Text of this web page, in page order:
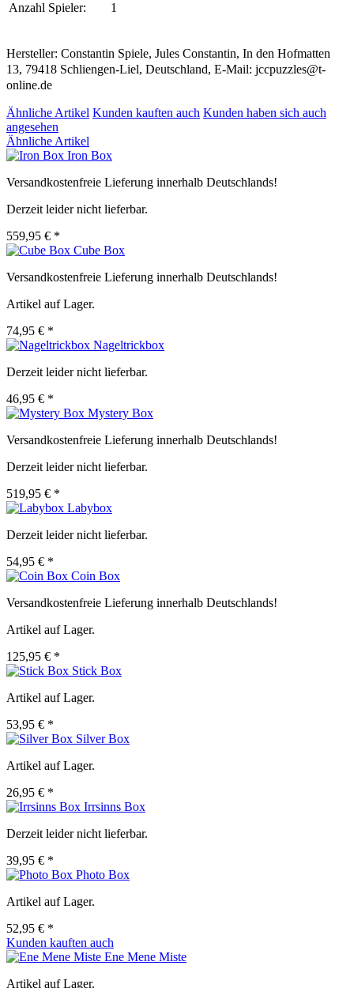
Anzahl Spieler:
1
Hersteller: Constantin Spiele, Jules Constantin, In den Hofmatten
13, 79418 Schliengen-Liel, Deutschland, E-Mail: jccpuzzles@t-
online.de
Ähnliche Artikel Kunden kauften auch Kunden haben sich auch
angesehen
Ähnliche Artikel
Iron Box
Versandkostenfreie Lieferung innerhalb Deutschlands!
Derzeit leider nicht lieferbar.
559,95 € *
Cube Box
Versandkostenfreie Lieferung innerhalb Deutschlands!
Artikel auf Lager.
74,95 € *
Nageltrickbox
Derzeit leider nicht lieferbar.
46,95 € *
Mystery Box
Versandkostenfreie Lieferung innerhalb Deutschlands!
Derzeit leider nicht lieferbar.
519,95 € *
Labybox
Derzeit leider nicht lieferbar.
54,95 € *
Coin Box
Versandkostenfreie Lieferung innerhalb Deutschlands!
Artikel auf Lager.
125,95 € *
Stick Box
Artikel auf Lager.
53,95 € *
Silver Box
Artikel auf Lager.
26,95 € *
Irrsinns Box
Derzeit leider nicht lieferbar.
39,95 € *
Photo Box
Artikel auf Lager.
52,95 € *
Kunden kauften auch
Ene Mene Miste
Artikel auf Lager.